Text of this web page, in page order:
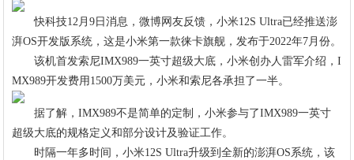
快科技12月9日消息，微博网友反馈，小米12S Ultra已经推送澎
湃OS开发版系统，这是小米第一款徕卡旗舰，发布于2022年7月份。
该机首发索尼IMX989一英寸超级大底，小米创办人雷军介绍，I
MX989开发费用1500万美元，小米和索尼各承担了一半。
据了解，IMX989不是简单的定制，小米参与了IMX989一英寸
超级大底的规格定义和部分设计及验证工作。
时隔一年多时间，小米12S Ultra升级到全新的澎湃OS系统，该